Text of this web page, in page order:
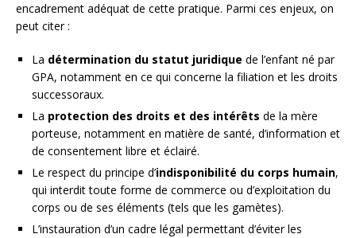
encadrement adéquat de cette pratique. Parmi ces enjeux, on
peut citer :
La détermination du statut juridique de l’enfant né par
GPA, notamment en ce qui concerne la filiation et les droits
successoraux.
La protection des droits et des intérêts de la mère
porteuse, notamment en matière de santé, d’information et
de consentement libre et éclairé.
Le respect du principe d’indisponibilité du corps humain,
qui interdit toute forme de commerce ou d’exploitation du
corps ou de ses éléments (tels que les gamètes).
L’instauration d’un cadre légal permettant d’éviter les